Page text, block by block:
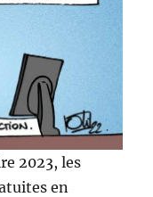
2023, les
en